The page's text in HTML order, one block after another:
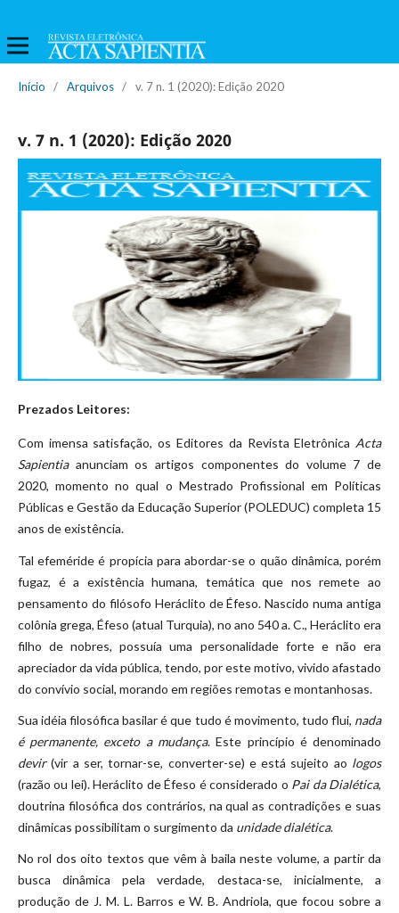
Início / Arquivos / v. 7 n. 1 (2020): Edição 2020
v. 7 n. 1 (2020): Edição 2020
Prezados Leitores:
Com imensa satisfação, os Editores da Revista Eletrônica Acta
Sapientiaanunciam os artigos componentes do volume 7 de
2020, momento no qual o Mestrado Profissional em Políticas
Públicas e Gestão da Educação Superior (POLEDUC) completa 15
anos de existência.
Tal efeméride é propícia para abordar-se o quão dinâmica, porém
fugaz, é a existência humana, temática que nos remete ao
pensamento do filósofo Heráclito de Éfeso. Nascido numa antiga
colônia grega, Éfeso (atual Turquia), no ano 540 a. C., Heráclito era
filho de nobres, possuía uma personalidade forte e não era
apreciador da vida pública, tendo, por este motivo, vivido afastado
do convívio social, morando em regiões remotas e montanhosas.
Sua idéia filosófica basilar é que tudo é movimento, tudo flui, nada
é permanente, exceto a mudança. Este princípio é denominado
devir(vir a ser, tornar-se, converter-se) e está sujeito ao logos
(razão ou lei). Heráclito de Éfeso é considerado o Pai da Dialética,
doutrina filosófica dos contrários, na qual as contradições e suas
dinâmicas possibilitam o surgimento da unidade dialética.
No rol dos oito textos que vêm à baila neste volume, a partir da
busca dinâmica pela verdade, destaca-se, inicialmente, a
produção de J. M. L. Barros e W. B. Andriola, que focou sobre a